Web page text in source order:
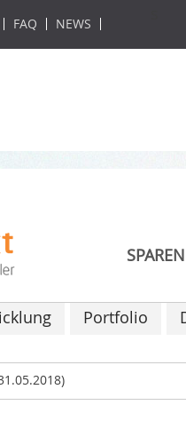
FAQ NEWS
Portfolio